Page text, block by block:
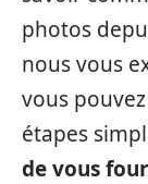
photos
nous vous
vous
étapes
de vous